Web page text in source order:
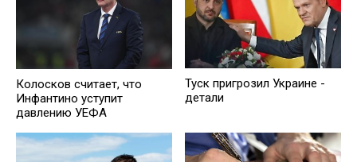
Колосков считает, что
Инфантино уступит
давлению УЕФА
Туск пригрозил Украине -
детали